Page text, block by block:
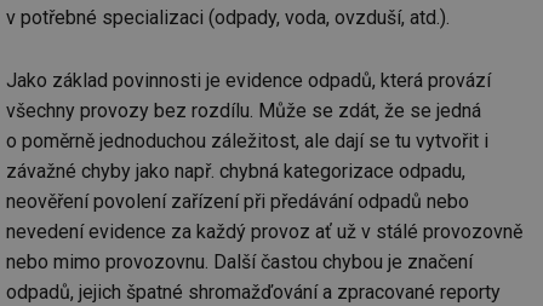
v potřebné specializaci (odpady, voda, ovzduší, atd.).
Jako základ povinnosti je evidence odpadů, která provází
všechny provozy bez rozdílu. Může se zdát, že se jedná
o poměrně jednoduchou záležitost, ale dají se tu vytvořit i
závažné chyby jako např. chybná kategorizace odpadu,
neověření povolení zařízení při předávání odpadů nebo
nevedení evidence za každý provoz ať už v stálé provozovně
nebo mimo provozovnu. Další častou chybou je značení
odpadů, jejich špatné shromažďování a zpracované reporty